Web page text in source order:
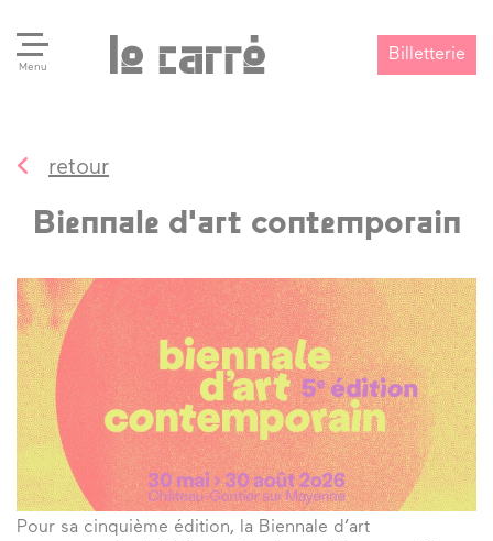
Menu
Billetterie
retour
Biennale d'art contemporain
Pour sa cinquième édition, la Biennale d’art